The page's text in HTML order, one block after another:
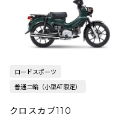
ロードスポーツ
普通二輪（小型AT限定）
クロスカブ110